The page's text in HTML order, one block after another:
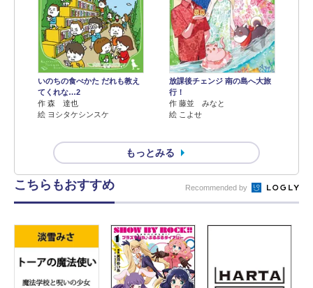
いのちの食べかた だれも教え
てくれな…2
作 森 達也
絵 ヨシタケシンスケ
放課後チェンジ 南の島へ大旅
行！
作 藤並 みなと
絵 こよせ
もっとみる
こちらもおすすめ Recommended by